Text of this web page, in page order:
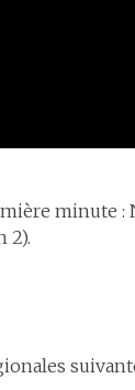
minute :
2).